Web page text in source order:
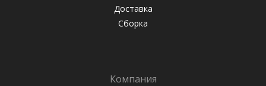
Доставка
Сборка
Компания